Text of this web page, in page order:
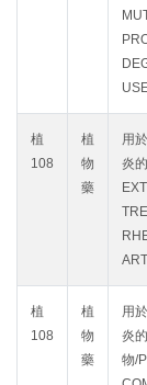
植
108
植
物
藥
用
炎
植
108
植
物
藥
用
炎
物/